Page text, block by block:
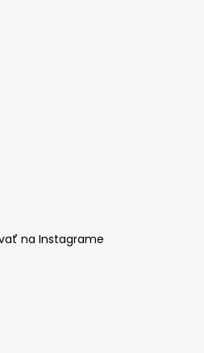
na Instagrame